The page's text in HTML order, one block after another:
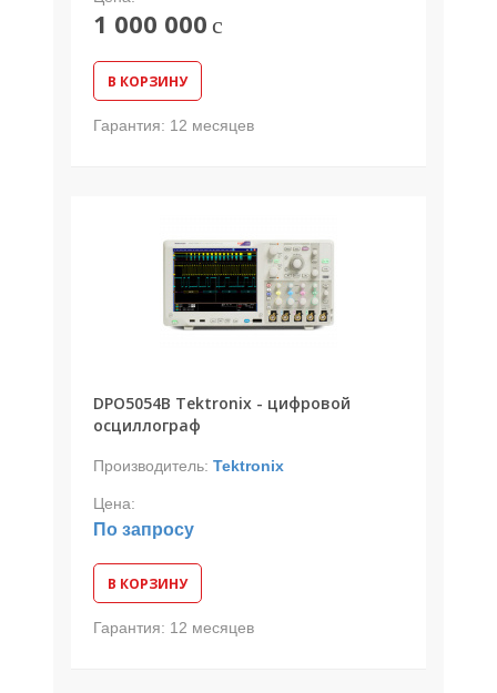
1 000 000 c
В КОРЗИНУ
Гарантия: 12 месяцев
DPO5054B Tektronix - цифровой
осциллограф
Производитель: Tektronix
Цена:
По запросу
В КОРЗИНУ
Гарантия: 12 месяцев